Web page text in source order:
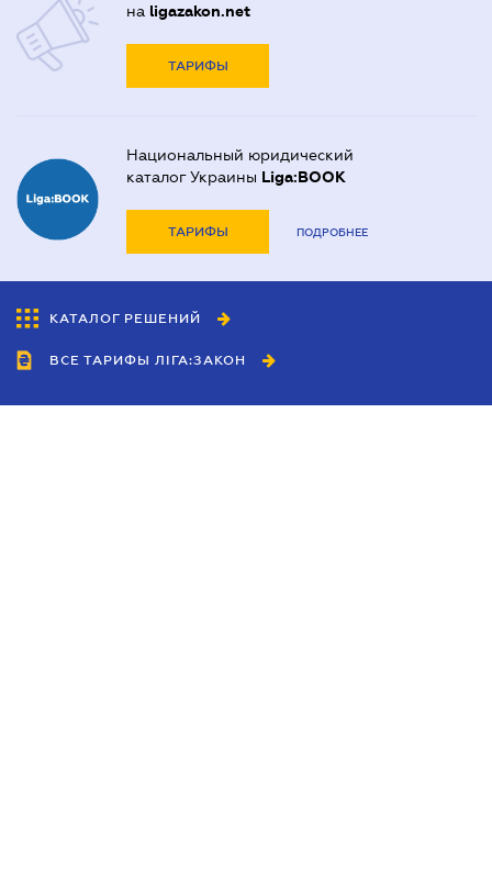
на ligazakon.net
ТАРИФЫ
Национальный юридический
каталог Украины Liga:BOOK
ТАРИФЫ ПОДРОБНЕЕ
КАТАЛОГ РЕШЕНИЙ
ВСЕ ТАРИФЫ ЛІГА:ЗАКОН